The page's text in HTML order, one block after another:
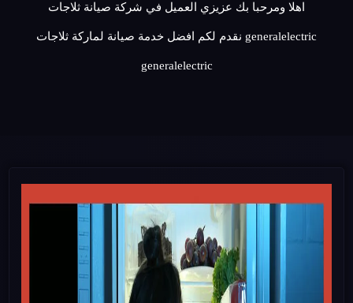
اهلا ومرحبا بك عزيزي العميل في شركة صيانة ثلاجات
generalelectric نقدم لكم افضل خدمة صيانة لماركة ثلاجات
generalelectric